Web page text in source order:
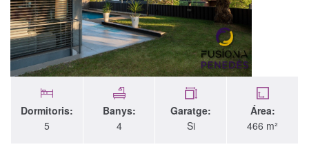
Dormitoris:
5
Banys:
4
Garatge:
Si
Área:
466 m²